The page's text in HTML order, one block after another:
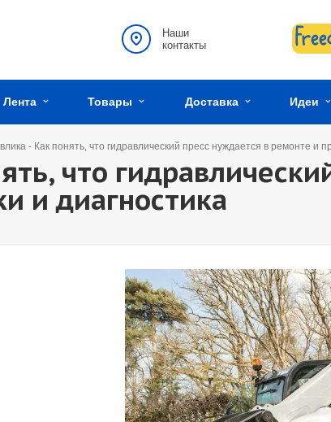
Наши
контакты
Лента Товары Доставка Идеи
- Как понять, что гидравлический пресс нуждается в ремонте и
что
и диагностика